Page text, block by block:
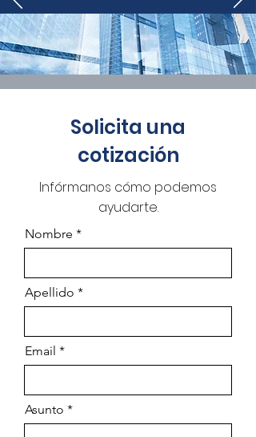
Solicita una
cotización
Infórmanos cómo podemos
ayudarte.
Nombre
Apellido
Email
Asunto